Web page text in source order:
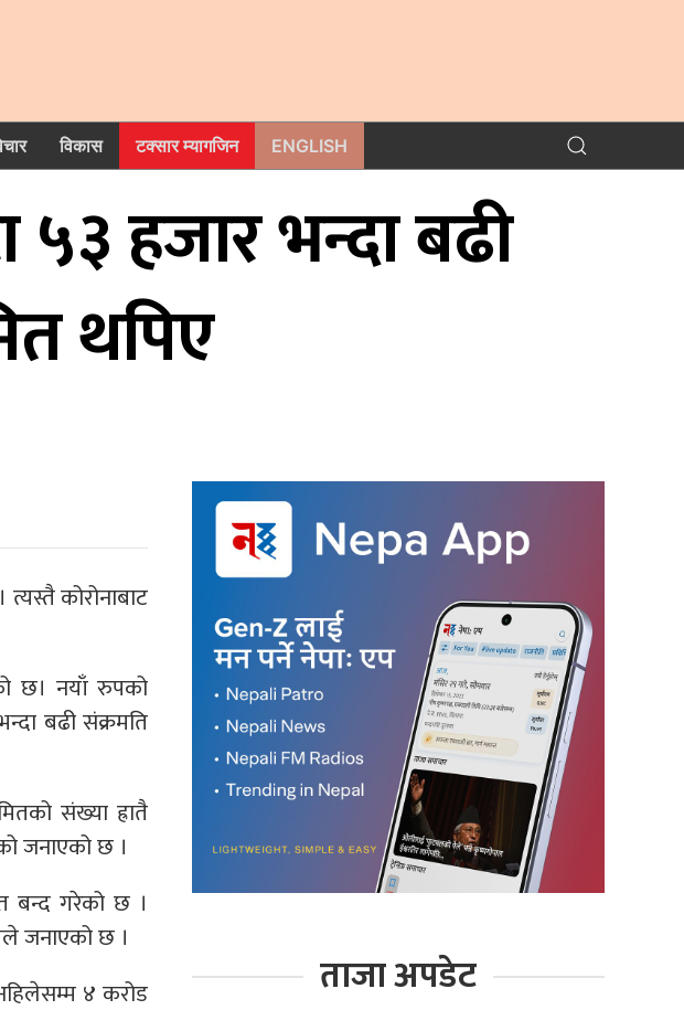
विकास टक्सार म्यागजिन ENGLISH
हजार भन्दा बढी
थपिए
कोरोनाबाट
छ। नयाँ रुपको
बढी संक्रमति
संख्या ह्रातै
जनाएको छ ।
बन्द गरेको छ ।
जनाएको छ ।
४ करोड
ताजा अपडेट